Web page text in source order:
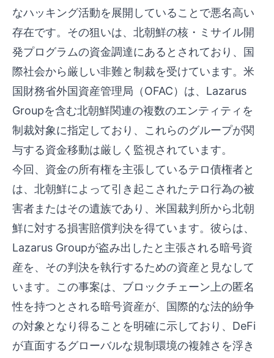
なハッキング活動を展開していることで悪名高い
存在です。その狙いは、北朝鮮の核・ミサイル開
発プログラムの資金調達にあるとされており、国
際社会から厳しい非難と制裁を受けています。米
国財務省外国資産管理局（OFAC）は、Lazarus
Groupを含む北朝鮮関連の複数のエンティティを
制裁対象に指定しており、これらのグループが関
与する資金移動は厳しく監視されています。
今回、資金の所有権を主張しているテロ債権者と
は、北朝鮮によって引き起こされたテロ行為の被
害者またはその遺族であり、米国裁判所から北朝
鮮に対する損害賠償判決を得ています。彼らは、
Lazarus Groupが盗み出したと主張される暗号資
産を、その判決を執行するための資産と見なして
います。この事案は、ブロックチェーン上の匿名
性を持つとされる暗号資産が、国際的な法的紛争
の対象となり得ることを明確に示しており、DeFi
が直面するグローバルな規制環境の複雑さを浮き